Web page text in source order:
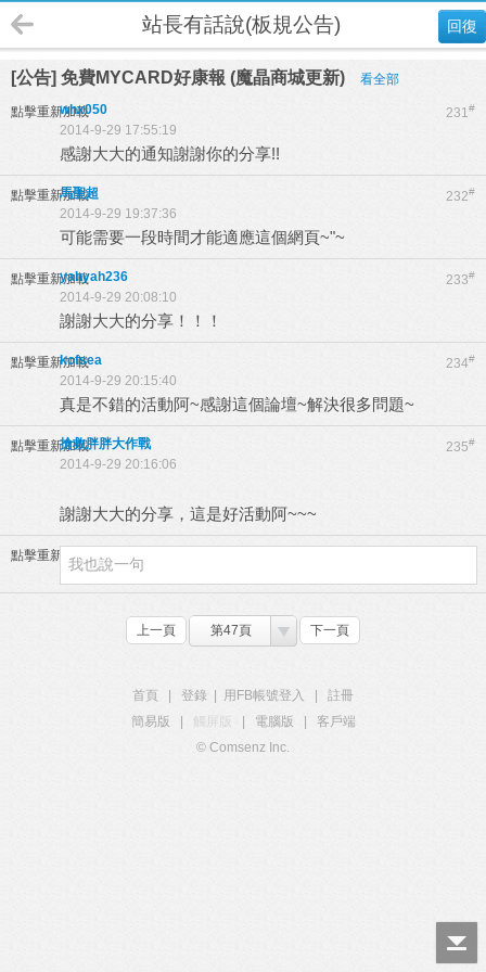
回復
站長有話說(板規公告)
[公告] 免費MYCARD好康報 (魔晶商城更新) 看全部
點擊重新加載 231#
whx050
2014-9-29 17:55:19
感謝大大的通知謝謝你的分享!!
點擊重新加載 232#
馬聖超
2014-9-29 19:37:36
可能需要一段時間才能適應這個網頁~"~
點擊重新加載 233#
yahyah236
2014-9-29 20:08:10
謝謝大大的分享！！！
點擊重新加載 234#
kofsea
2014-9-29 20:15:40
真是不錯的活動阿~感謝這個論壇~解決很多問題~
點擊重新加載 235#
搶救胖胖大作戰
2014-9-29 20:16:06
謝謝大大的分享，這是好活動阿~~~
點擊重新加載
上一頁 第47頁 下一頁
首頁 登錄 用FB帳號登入
註冊
簡易版
觸屏版 電腦版
客戶端
© Comsenz Inc.